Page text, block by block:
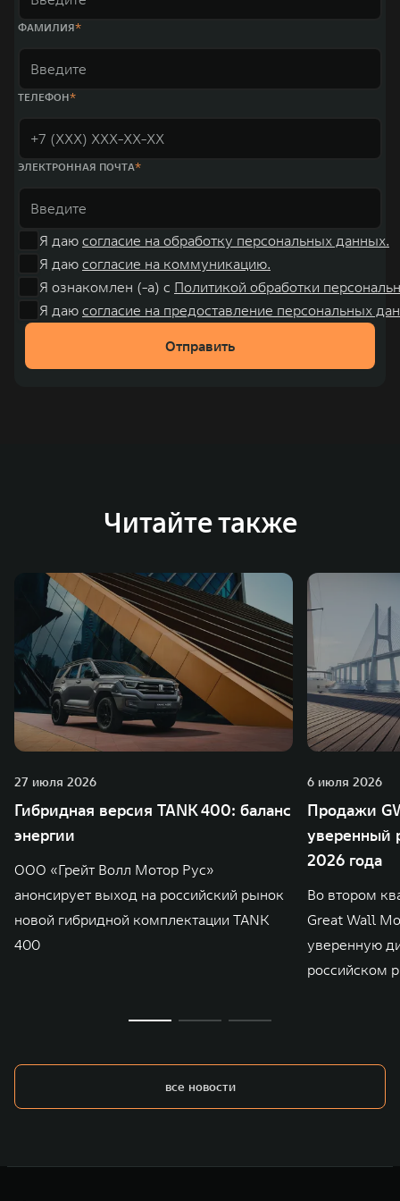
ФАМИЛИЯ
ТЕЛЕФОН
ЭЛЕКТРОННАЯ ПОЧТА
Я даю согласие на обработку персональных данных.
Я даю согласие на коммуникацию.
Я ознакомлен (-а) с Политикой обработки
Я даю согласие на предоставление персональных
Отправить
Читайте также
27 июля 2026
Гибридная версия TANK 400: баланс
энергии
ООО «Грейт Волл Мотор Рус»
анонсирует выход на российский рынок
новой гибридной комплектации TANK
400
6 июля 2026
Продажи
уверенный
2026 года
Во втором
Great Wall
уверенную
российском
все новости